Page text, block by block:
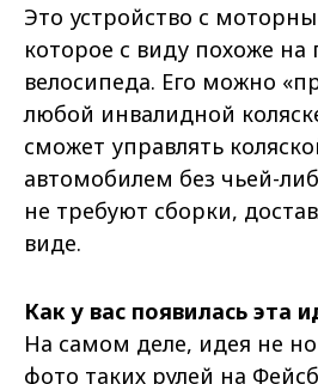
Это устройство с
которое с виду похоже
велосипеда. Его можно
любой инвалидной
сможет управлять
автомобилем без чьей-
не требуют сборки,
виде.
Как у вас появилась эта
На самом деле, идея не
фото таких рулей на